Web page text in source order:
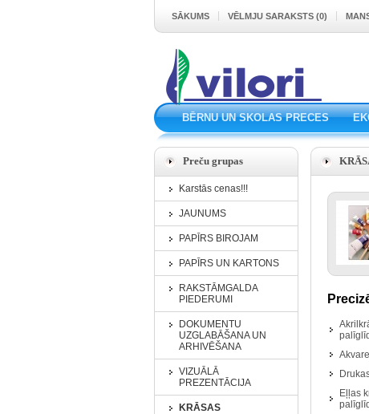
SĀKUMS VĒLMJU SARAKSTS (0)
BĒRNU UN SKOLAS PRECES
Preču grupas
Karstās cenas!!!
JAUNUMS
PAPĪRS BIROJAM
PAPĪRS UN KARTONS
RAKSTĀMGALDA
PIEDERUMI
DOKUMENTU
UZGLABĀŠANA UN
ARHIVĒŠANA
VIZUĀLĀ
PREZENTĀCIJA
KRĀSAS
Eļļas